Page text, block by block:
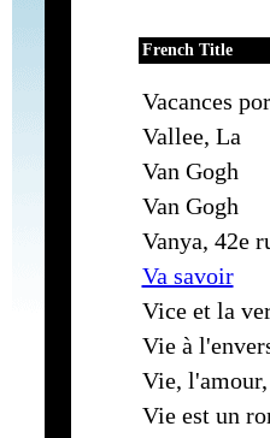
French Title
Vacances
Vallee, La
Van Gogh
Van Gogh
Vanya, 42e
Va savoir
Vice et la
Vie à
Vie,
Vie est un